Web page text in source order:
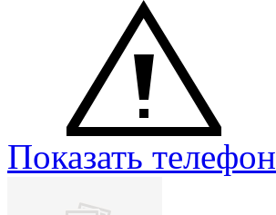
Показать телефон